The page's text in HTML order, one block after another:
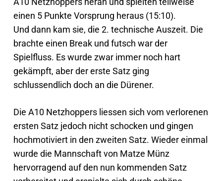
einen 5 Punkte Vorsprung heraus (15:10).
Und dann kam sie, die 2. technische Auszeit. Die
brachte einen Break und futsch war der
Spielfluss. Es wurde zwar immer noch hart
gekämpft, aber der erste Satz ging
schlussendlich doch an die Dürener.
Die A10 Netzhoppers liessen sich vom verlorenen
ersten Satz jedoch nicht schocken und gingen
hochmotiviert in den zweiten Satz. Wieder einmal
wurde die Mannschaft von Matze Münz
hervorragend auf den nun kommenden Satz